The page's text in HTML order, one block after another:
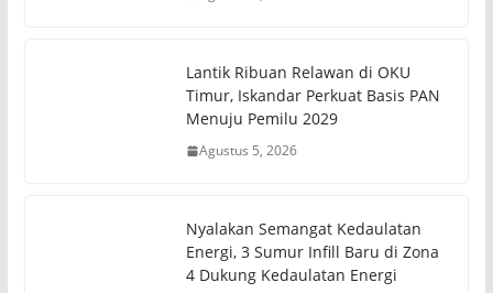
Lantik Ribuan Relawan di OKU
Timur, Iskandar Perkuat Basis PAN
Menuju Pemilu 2029
Agustus 5, 2026
Nyalakan Semangat Kedaulatan
Energi, 3 Sumur Infill Baru di Zona
4 Dukung Kedaulatan Energi